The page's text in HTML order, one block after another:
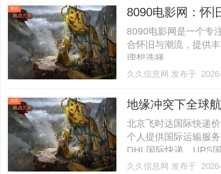
用户需求的内容，实
化.........
资讯 8090电影网：怀
8090电影网是一个专
合怀旧与潮流，提供
理想选择。......
久久信息网 发布于
资讯
地缘冲突下全球
运线路体系-寄国
北京飞时达国际快递
个人提供国际运输服
DHL国际快递、UPS
航空SAL、海运水陆
久久信息网 发布于